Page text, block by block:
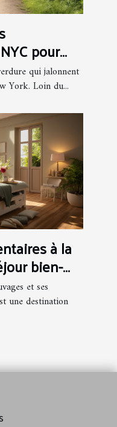
pour
qui jalonnent
York. Loin du...
à la
bien-
et ses
une destination